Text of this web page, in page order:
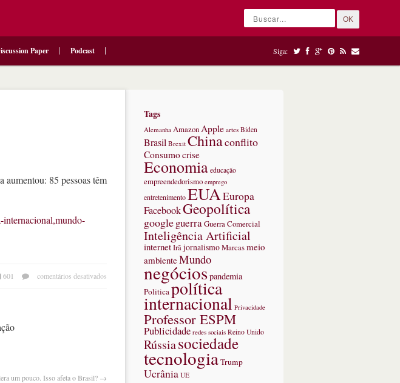
OK
Paper Podcast Siga:
aumentou: 85 pessoas têm
internacional,mundo-
601 comentários desativados
um pouco. Isso afeta o Brasil? →
Tags
Alemanha Amazon Apple artes Biden
Brasil Brexit Chinaconflito
Consumocrise
Economia educação
empreendedorismo emprego
entretenimentoEUAEuropa
FacebookGeopolítica
googleguerraGuerra Comercial
Inteligência Artificial
internetIrãjornalismoMarcasmeio
ambienteMundo
negóciospandemia
Politicapolítica
internacional Privacidade
Professor ESPM
Publicidade redes sociais Reino Unido
Rússiasociedade
tecnologiaTrump
Ucrânia UE